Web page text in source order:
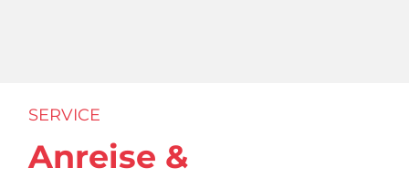
SERVICE
Anreise &